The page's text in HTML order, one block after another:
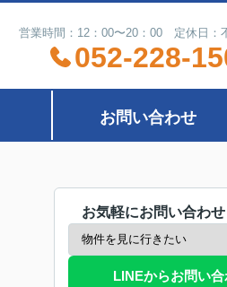
営業時間：12：00〜20：00 定休日：
052-228-
お問い合わせ
お気軽にお問い合わ
LINEからお問い